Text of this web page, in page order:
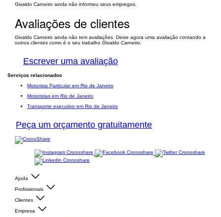
Givaldo Carneiro ainda não informou seus empregos.
Avaliações de clientes
Givaldo Carneiro ainda não tem avaliações. Deixe agora uma avaliação contando a
outros clientes como é o seu trabalho Givaldo Carneiro.
Escrever uma avaliação
Serviços relacionados
Motorista Particular em Rio de Janeiro
Motoristas em Rio de Janeiro
Transporte executivo em Rio de Janeiro
Peça um orçamento gratuitamente
Ajuda
Profissionais
Clientes
Empresa